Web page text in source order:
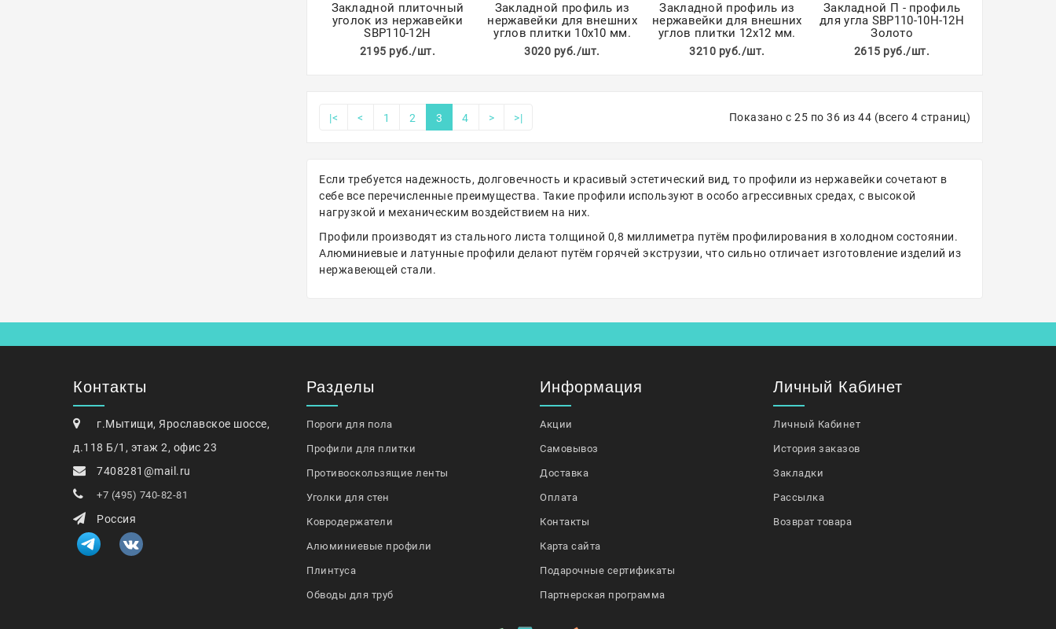
Закладной плиточный
уголок из нержавейки
SBP110-12H
2195 руб./шт.
Закладной профиль из
нержавейки для внешних
углов плитки 10х10 мм.
3020 руб./шт.
Закладной профиль из
нержавейки для внешних
углов плитки 12х12 мм.
3210 руб./шт.
Закладной П - профиль
для угла SBP110-10H-12H
Золото
2615 руб./шт.
|< < 1 2 3 4 > >| Показано с 25 по 36 из 44 (всего 4 страниц)
Если требуется надежность, долговечность и красивый эстетический вид, то профили из нержавейки сочетают в
себе все перечисленные преимущества. Такие профили используют в особо агрессивных средах, с высокой
нагрузкой и механическим воздействием на них.
Профили производят из стального листа толщиной 0,8 миллиметра путём профилирования в холодном состоянии.
Алюминиевые и латунные профили делают путём горячей экструзии, что сильно отличает изготовление изделий из
нержавеющей стали.
Контакты
г.Мытищи, Ярославское шоссе,
д.118 Б/1, этаж 2, офис 23
7408281@mail.ru
+7 (495) 740-82-81
Россия
Разделы
Пороги для пола
Профили для плитки
Противоскользящие ленты
Уголки для стен
Ковродержатели
Алюминиевые профили
Плинтуса
Обводы для труб
Информация
Акции
Самовывоз
Доставка
Оплата
Контакты
Карта сайта
Подарочные сертификаты
Партнерская программа
Личный Кабинет
Личный Кабинет
История заказов
Закладки
Рассылка
Возврат товара